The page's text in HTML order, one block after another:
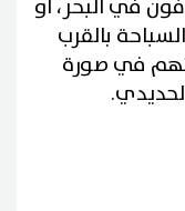
في البحر، أو
بالقرب
في صورة